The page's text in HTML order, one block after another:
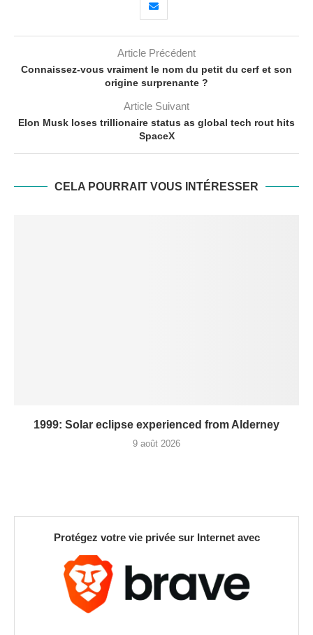
Article Précédent
Connaissez-vous vraiment le nom du petit du cerf et son
origine surprenante ?
Article Suivant
Elon Musk loses trillionaire status as global tech rout hits
SpaceX
CELA POURRAIT VOUS INTÉRESSER
1999: Solar eclipse experienced from Alderney
9 août 2026
Protégez votre vie privée sur Internet avec